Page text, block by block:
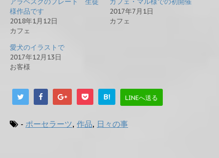
様作品です
2018年1月12日
カフェ
2017年7月1日
カフェ
愛犬のイラストで
2017年12月13日
お客様
B! LINEへ送る
- ポーセラーツ, 作品, 日々の事